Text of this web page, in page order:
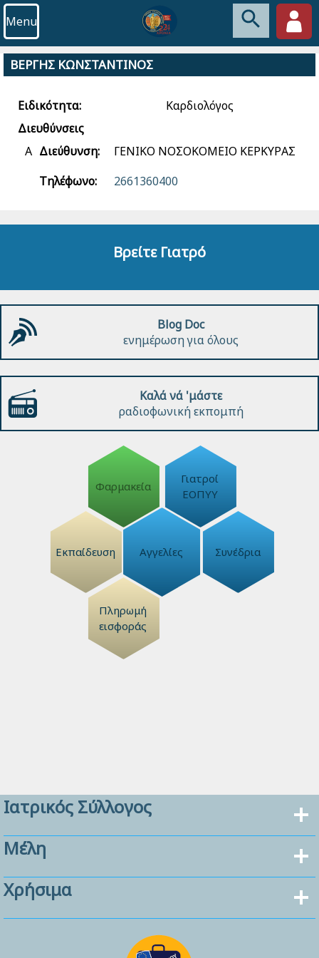
Menu
ΒΕΡΓΗΣ ΚΩΝΣΤΑΝΤΙΝΟΣ
Ειδικότητα:
Καρδιολόγος
Διευθύνσεις
Α Διεύθυνση:
ΓΕΝΙΚΟ ΝΟΣΟΚΟΜΕΙΟ ΚΕΡΚΥΡΑΣ
Τηλέφωνο:
2661360400
Βρείτε Γιατρό
Blog Doc
ενημέρωση για όλους
Καλά νά 'μάστε
ραδιοφωνική εκπομπή
Φαρμακεία
Γιατροί
ΕΟΠΥΥ
Εκπαίδευση Αγγελίες Συνέδρια
Πληρωμή
εισφοράς
Ιατρικός Σύλλογος
Μέλη
Χρήσιμα